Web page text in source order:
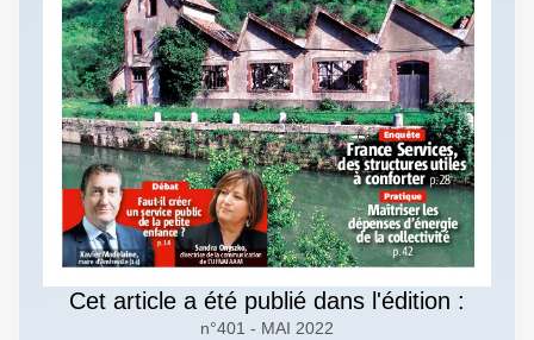
Cet article a été publié dans l'édition :
n°401 - MAI 2022